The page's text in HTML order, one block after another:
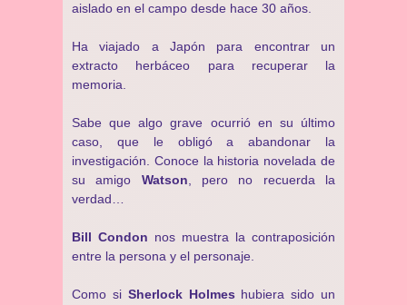
aislado en el campo desde hace 30 años.
Ha viajado a Japón para encontrar un
extracto herbáceo para recuperar la
memoria.
Sabe que algo grave ocurrió en su último
caso, que le obligó a abandonar la
investigación. Conoce la historia novelada de
su amigo Watson , pero no recuerda la
verdad…
Bill Condon nos muestra la contraposición
entre la persona y el personaje.
Como siSherlock Holmes hubiera sido un